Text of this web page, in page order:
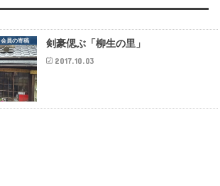
会員の寄稿 剣豪偲ぶ「柳生の里」
2017.10.03